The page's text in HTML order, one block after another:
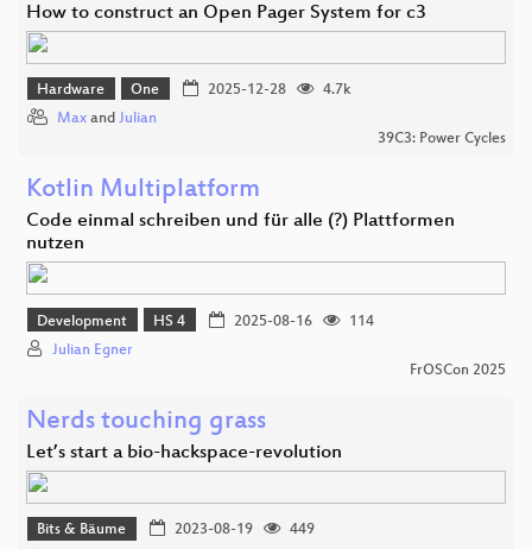
How to construct an Open Pager System for c3
Hardware One 2025-12-28
4.7k
Max and Julian
39C3: Power Cycles
Kotlin Multiplatform
Code einmal schreiben und für alle (?) Plattformen
nutzen
Development HS 4 2025-08-16
114
Julian Egner
FrOSCon 2025
Nerds touching grass
Let’s start a bio-hackspace-revolution
Bits & Bäume 2023-08-19
449